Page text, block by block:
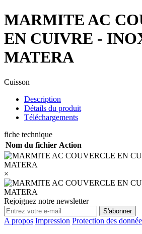
MARMITE AC
EN CUIVRE -
MATERA
Cuisson
Description
Détails du produit
Téléchargements
fiche technique
Nom du fichier Action
×
Rejoignez notre newsletter
S'abonner
A propos Impression Protection des